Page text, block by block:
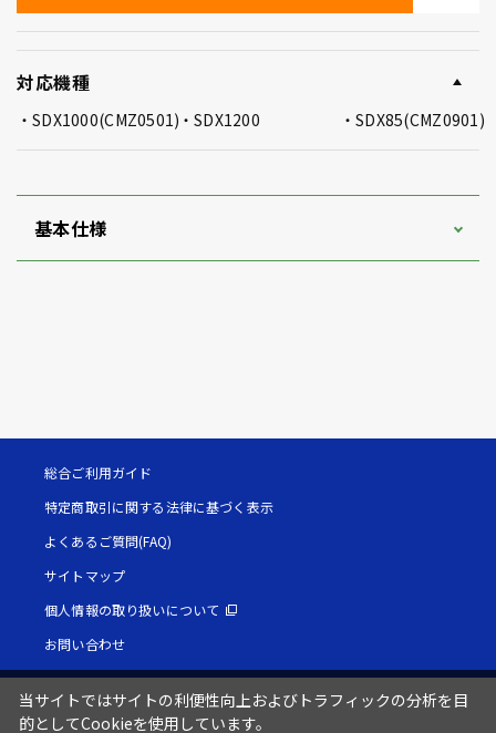
対応機種
SDX1000(CMZ0501) SDX1200 SDX85(CMZ0901)
基本仕様
総合ご利用ガイド
特定商取引に関する法律に基づく表示
よくあるご質問(FAQ)
サイトマップ
個人情報の取り扱いについて
お問い合わせ
当サイトではサイトの利便性向上およびトラフィックの分析を目
的としてCookieを使用しています。